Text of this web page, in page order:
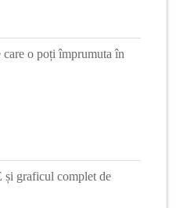
care o poți împrumuta în
și graficul complet de